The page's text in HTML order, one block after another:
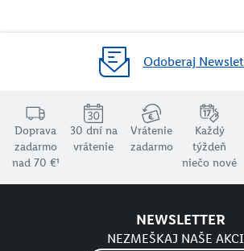
Odoberaj
Doprava
zadarmo
nad 70 €¹
30 dní na
vrátenie
Vrátenie
zadarmo
Každý
týždeň
niečo nové
NEWSLETTER
NEZMEŠKAJ NAŠE